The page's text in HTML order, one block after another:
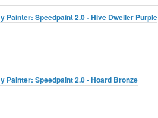
Painter: Speedpaint 2.0 - Hive Dweller Purple
Painter: Speedpaint 2.0 - Hoard Bronze